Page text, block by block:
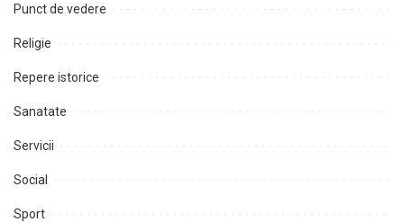
Punct de vedere
Religie
Repere istorice
Sanatate
Servicii
Social
Sport